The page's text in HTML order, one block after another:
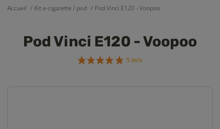
Accueil Kit e-cigarette / pod Pod Vinci E120 - Voopoo
Pod Vinci E120 - Voopoo
5 avis